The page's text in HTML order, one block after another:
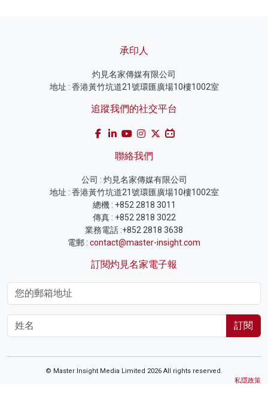
承印人
灼見名家傳媒有限公司
地址 : 香港黃竹坑道21號環匯廣場10樓1002室
追蹤我們的社交平台
聯絡我們
公司 : 灼見名家傳媒有限公司
地址 : 香港黃竹坑道21號環匯廣場10樓1002室
總機 : +852 2818 3011
傳真 : +852 2818 3022
業務電話 :+852 2818 3638
電郵 : contact@master-insight.com
訂閱灼見名家電子報
訂閱
© Master Insight Media Limited 2026 All rights reserved.
私隱政策